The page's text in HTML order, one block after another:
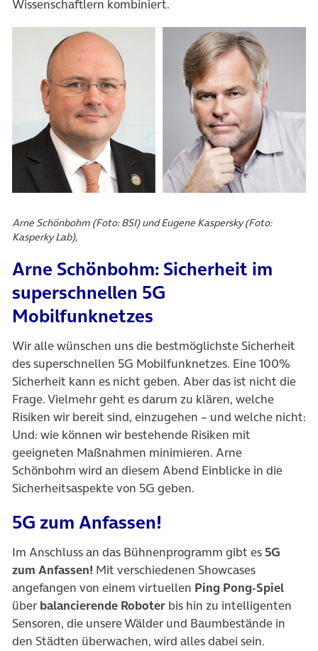
Wissenschaftlern kombiniert.
Arne Schönbohm (Foto: BSI) und Eugene Kaspersky (Foto:
Kasperky Lab),
Arne Schönbohm: Sicherheit im
superschnellen 5G
Mobilfunknetzes
Wir alle wünschen uns die bestmöglichste Sicherheit
des superschnellen 5G Mobilfunknetzes. Eine 100%
Sicherheit kann es nicht geben. Aber das ist nicht die
Frage. Vielmehr geht es darum zu klären, welche
Risiken wir bereit sind, einzugehen – und welche nicht:
Und: wie können wir bestehende Risiken mit
geeigneten Maßnahmen minimieren. Arne
Schönbohm wird an diesem Abend Einblicke in die
Sicherheitsaspekte von 5G geben.
5G zum Anfassen!
Im Anschluss an das Bühnenprogramm gibt es 5G
zum Anfassen! Mit verschiedenen Showcases
angefangen von einem virtuellen Ping Pong-Spiel
über balancierende Roboter bis hin zu intelligenten
Sensoren, die unsere Wälder und Baumbestände in
den Städten überwachen, wird alles dabei sein.